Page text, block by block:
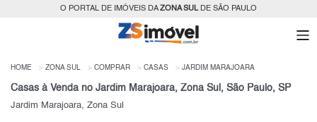
O PORTAL DE IMÓVEIS DAZONA SULDE SÃO PAULO
HOME ZONA SUL COMPRAR CASAS JARDIM MARAJOARA
Casas à Venda no Jardim Marajoara, Zona Sul, São Paulo, SP
Jardim Marajoara, Zona Sul